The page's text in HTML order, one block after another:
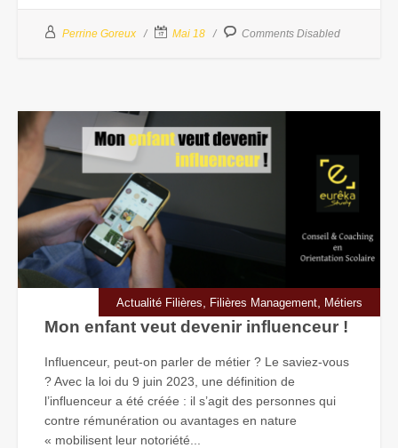
Perrine Goreux Mai 18 Comments Disabled
Actualité Filières Filières Management Métiers
Mon enfant veut devenir influenceur !
Influenceur, peut-on parler de métier ? Le saviez-vous
? Avec la loi du 9 juin 2023, une définition de
l’influenceur a été créée : il s’agit des personnes qui
contre rémunération ou avantages en nature
« mobilisent leur notoriété...